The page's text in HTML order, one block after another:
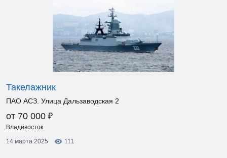
Такелажник
ПАО АСЗ. Улица Дальзаводская 2
от 70 000 ₽
Владивосток
14 марта 2025
111